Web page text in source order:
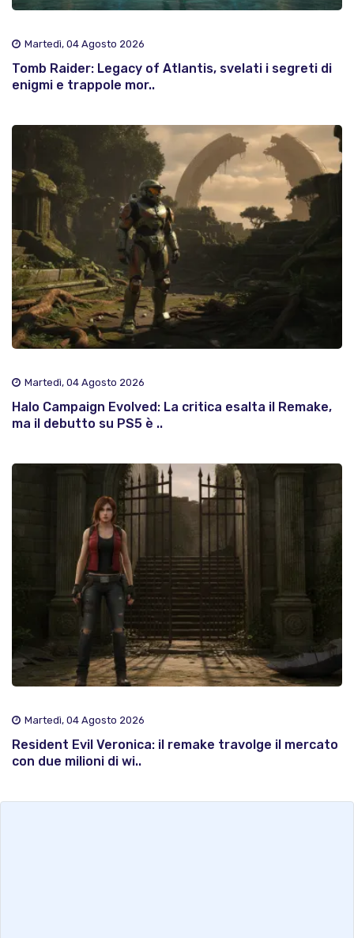
Martedì, 04 Agosto 2026
Tomb Raider: Legacy of Atlantis, svelati i segreti di
enigmi e trappole mor..
Martedì, 04 Agosto 2026
Halo Campaign Evolved: La critica esalta il Remake,
ma il debutto su PS5 è ..
Martedì, 04 Agosto 2026
Resident Evil Veronica: il remake travolge il mercato
con due milioni di wi..